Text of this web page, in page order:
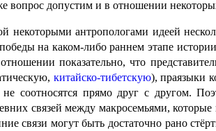
вопрос допустим и в отноше­нии
антропо­ло­га­ми идеей
на каком-либо раннем этапе
показа­тель­но, что
китайско-тибетскую), праязыки
не соотно­сят­ся прямо друг с другом.
связей между макросемьями,
связи могут быть достаточно рано